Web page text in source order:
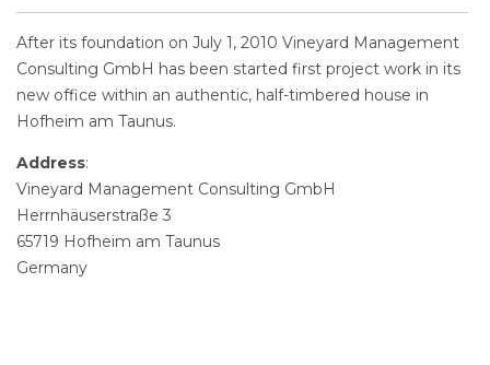
After its foundation on July 1, 2010 Vineyard Management
Consulting GmbH has been started first project work in its
new office within an authentic, half-timbered house in
Hofheim am Taunus.
Address:
Vineyard Management Consulting GmbH
Herrnhäuserstraße 3
65719 Hofheim am Taunus
Germany